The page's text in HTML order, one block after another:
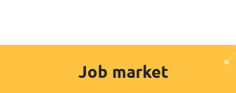
Job market